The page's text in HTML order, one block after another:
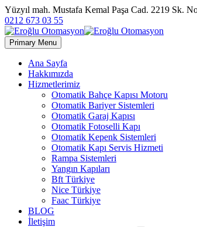
Yüzyıl mah. Mustafa Kemal Paşa Cad. 2219 Sk.
0212 673 03 55
Primary Menu
Ana Sayfa
Hakkımızda
Hizmetlerimiz
Otomatik Bahçe Kapısı Motoru
Otomatik Bariyer Sistemleri
Otomatik Garaj Kapısı
Otomatik Fotoselli Kapı
Otomatik Kepenk Sistemleri
Otomatik Kapı Servis Hizmeti
Rampa Sistemleri
Yangın Kapıları
Bft Türkiye
Nice Türkiye
Faac Türkiye
BLOG
İletişim